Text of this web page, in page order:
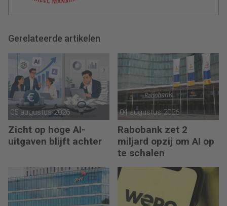
Gerelateerde artikelen
05 augustus 2026
Zicht op hoge AI-
uitgaven blijft achter
04 augustus 2026
Rabobank zet 2
miljard opzij om AI op
te schalen